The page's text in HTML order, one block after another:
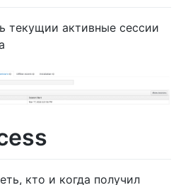
текущии активные сессии
кто и когда получил